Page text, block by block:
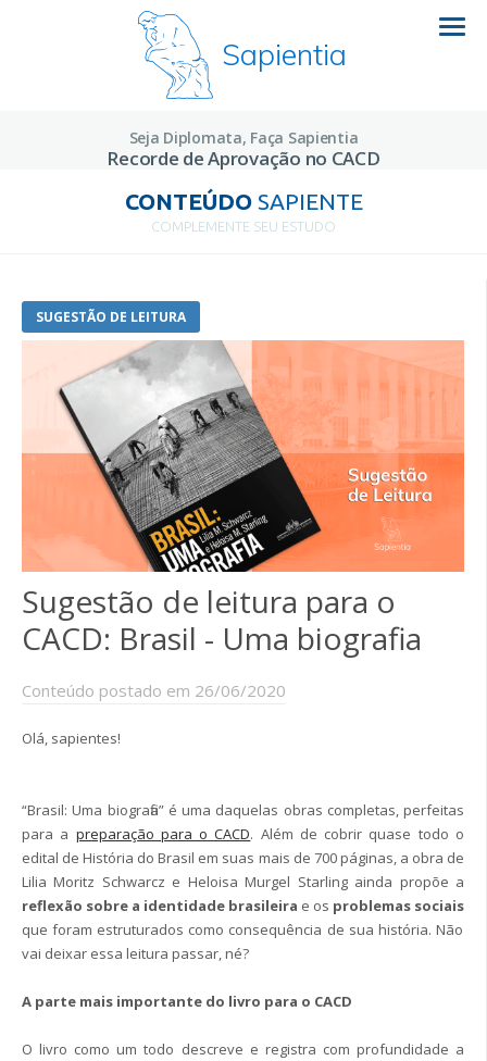
Sapientia
Seja Diplomata, Faça Sapientia
Recorde de Aprovação no CACD
CONTEÚDOSAPIENTE
COMPLEMENTE SEU ESTUDO
SUGESTÃO DE LEITURA
Sugestão de leitura para o
CACD: Brasil - Uma biografia
Conteúdo postado em 26/06/2020
Olá, sapientes!
“Brasil: Uma biografia” é uma daquelas obras completas, perfeitas
para a preparação para o CACD. Além de cobrir quase todo o
edital de História do Brasil em suas mais de 700 páginas, a obra de
Lilia Moritz Schwarcz e Heloisa Murgel Starling ainda propõe a
reflexão sobre a identidade brasileira e os problemas sociais
que foram estruturados como consequência de sua história. Não
vai deixar essa leitura passar, né?
A parte mais importante do livro para o CACD
O livro como um todo descreve e registra com profundidade a